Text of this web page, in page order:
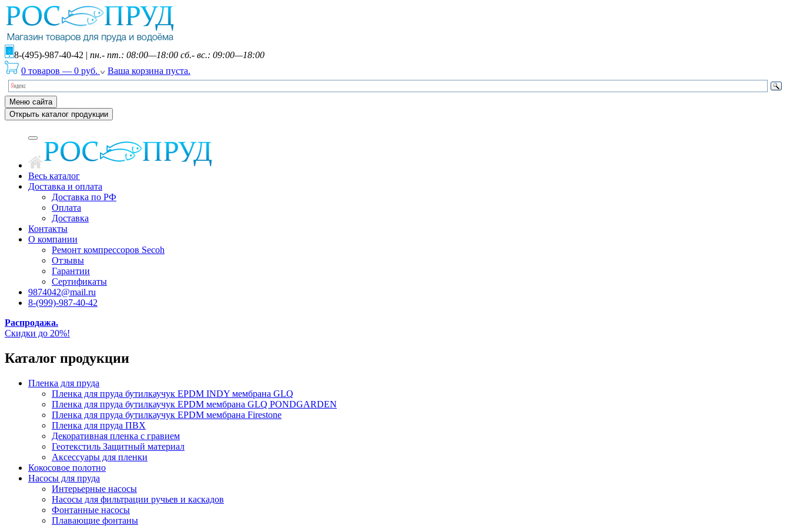
8-(495)-987-40-42 | пн.- пт.: 08:00—18:00 сб.- вс.: 09:00—18:00
0 товаров — 0 руб. Ваша корзина пуста.
Меню сайта
Открыть каталог продукции
Весь каталог
Доставка и оплата
Доставка по РФ
Оплата
Доставка
Контакты
О компании
Ремонт компрессоров Secoh
Отзывы
Гарантии
Сертификаты
9874042@mail.ru
8-(999)-987-40-42
Распродажа.
Скидки до 20%!
Каталог продукции
Пленка для пруда
Пленка для пруда бутилкаучук EPDM INDY мембрана GLQ
Пленка для пруда бутилкаучук EPDM мембрана GLQ PONDGARDEN
Пленка для пруда бутилкаучук EPDM мембрана Firestone
Пленка для пруда ПВХ
Декоративная пленка с гравием
Геотекстиль Защитный материал
Аксессуары для пленки
Кокосовое полотно
Насосы для пруда
Интерьерные насосы
Насосы для фильтрации ручьев и каскадов
Фонтанные насосы
Плавающие фонтаны